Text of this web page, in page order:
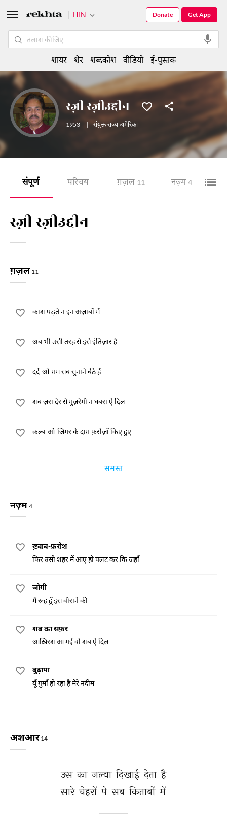
रज़ी रज़ीउद्दीन
1953 संयुक्त राज्य अमेरिका
संपूर्ण परिचय ग़ज़ल 11 नज़्म 4
रज़ी रज़ीउद्दीन
ग़ज़ल 11
काश पड़ते न इन अज़ाबों में
अब भी उसी तरह से इसे इंतिज़ार है
दर्द-ओ-ग़म सब सुनाने बैठे हैं
शब ज़रा देर से गुज़रेगी न घबरा ऐ दिल
क़ल्ब-ओ-जिगर के दाग़ फ़रोज़ाँ किए हुए
समस्त
नज़्म 4
ख़्वाब-फ़रोश
फिर उसी शहर में आए हो पलट कर कि जहाँ
जोगी
मैं रूह हूँ इस वीराने की
शब का सफ़र
आख़िरश आ गई वो शब ऐ दिल
बुढ़ापा
यूँ गुमाँ हो रहा है मेरे नदीम
अशआर14
उस का जल्वा दिखाई देता है
सारे चेहरों पे सब किताबों में
HIN Get App
Donate
शायर शेर शब्दकोश वीडियो ई-पुस्तक